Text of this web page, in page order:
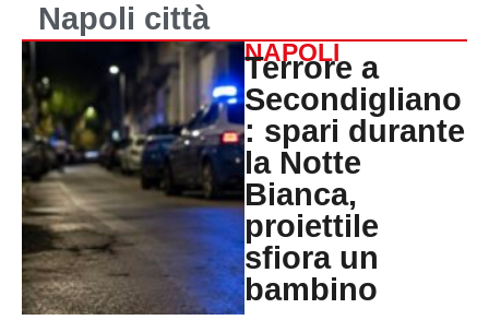
Napoli città
NAPOLI
Terrore a
Secondigliano
: spari durante
la Notte
Bianca,
proiettile
sfiora un
bambino